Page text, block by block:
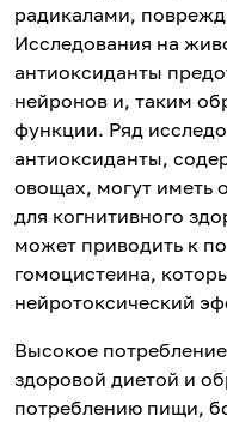
радикалами,
Исследования на
антиоксиданты
нейронов и, таким
функции. Ряд
антиоксиданты,
овощах, могут иметь
для когнитивного
может приводить к
гомоцистеина,
нейротоксический
Высокое
здоровой диетой и
потреблению пищи,